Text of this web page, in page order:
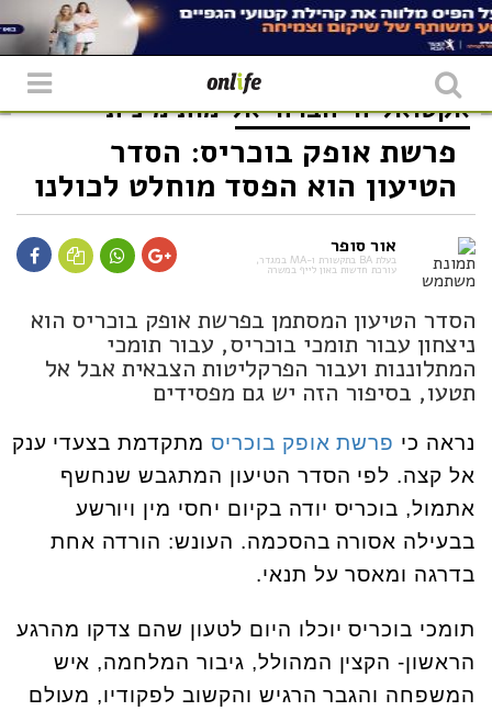
אקטואליה חברה אלימות מינית
פרשת אופק בוכריס: הסדר
הטיעון הוא הפסד מוחלט לכולנו
אור סופר
בעלת BA בתקשורת ו-MA במגדר,
עורכת חדשות באון לייף במשרה
הסדר הטיעון המסתמן בפרשת אופק בוכריס הוא
ניצחון עבור תומכי בוכריס, עבור תומכי
המתלוננות ועבור הפרקליטות הצבאית אבל אל
תטעו, בסיפור הזה יש גם מפסידים
נראה כי פרשת אופק בוכריס מתקדמת בצעדי ענק
אל קצה. לפי הסדר הטיעון המתגבש שנחשף
אתמול, בוכריס יודה בקיום יחסי מין ויורשע
בבעילה אסורה בהסכמה. העונש: הורדה אחת
בדרגה ומאסר על תנאי.
תומכי בוכריס יוכלו היום לטעון שהם צדקו מהרגע
הראשון- הקצין המהולל, גיבור המלחמה, איש
המשפחה והגבר הרגיש והקשוב לפקודיו, מעולם